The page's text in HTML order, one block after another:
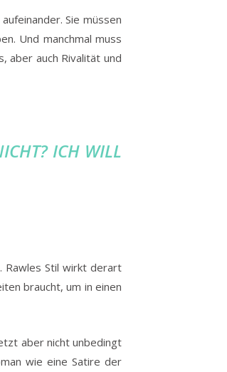
Sie müssen
Und manchmal muss
aber auch Rivalität und
ICH WILL
Rawles Stil wirkt derart
braucht, um in einen
aber nicht unbedingt
wie eine Satire der